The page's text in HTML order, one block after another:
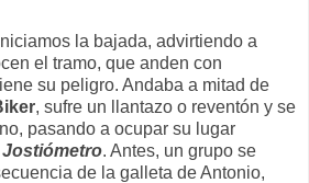
la bajada, advirtiendo a
el tramo, que anden con
su peligro. Andaba a mitad de
, sufre un llantazo o reventón y se
pasando a ocupar su lugar
Jostiómetro. Antes, un grupo se
de la galleta de Antonio,